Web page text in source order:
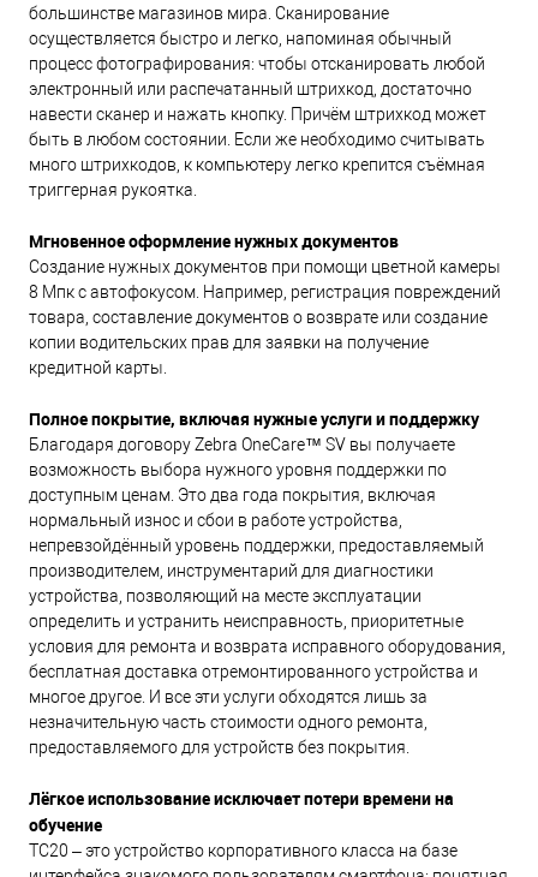
большинстве магазинов мира. Сканирование
осуществляется быстро и легко, напоминая обычный
процесс фотографирования: чтобы отсканировать любой
электронный или распечатанный штрихкод, достаточно
навести сканер и нажать кнопку. Причём штрихкод может
быть в любом состоянии. Если же необходимо считывать
много штрихкодов, к компьютеру легко крепится съёмная
триггерная рукоятка.
Мгновенное оформление нужных документов
Создание нужных документов при помощи цветной камеры
8 Мпк с автофокусом. Например, регистрация повреждений
товара, составление документов о возврате или создание
копии водительских прав для заявки на получение
кредитной карты.
Полное покрытие, включая нужные услуги и поддержку
Благодаря договору Zebra OneCare™ SV вы получаете
возможность выбора нужного уровня поддержки по
доступным ценам. Это два года покрытия, включая
нормальный износ и сбои в работе устройства,
непревзойдённый уровень поддержки, предоставляемый
производителем, инструментарий для диагностики
устройства, позволяющий на месте эксплуатации
определить и устранить неисправность, приоритетные
условия для ремонта и возврата исправного оборудования,
бесплатная доставка отремонтированного устройства и
многое другое. И все эти услуги обходятся лишь за
незначительную часть стоимости одного ремонта,
предоставляемого для устройств без покрытия.
Лёгкое использование исключает потери времени на
обучение
TC20 – это устройство корпоративного класса на базе